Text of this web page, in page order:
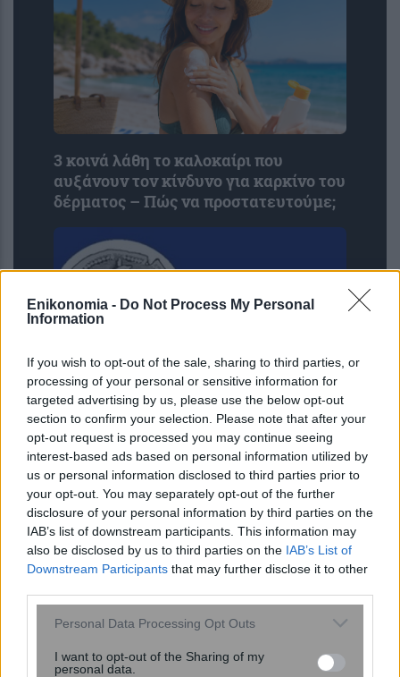
Enikonomia - Do Not Process My Personal
Information
If you wish to opt-out of the sale, sharing to third parties, or
processing of your personal or sensitive information for
targeted advertising by us, please use the below opt-out
section to confirm your selection. Please note that after your
opt-out request is processed you may continue seeing
interest-based ads based on personal information utilized by
us or personal information disclosed to third parties prior to
your opt-out. You may separately opt-out of the further
disclosure of your personal information by third parties on the
IAB’s list of downstream participants. This information may
also be disclosed by us to third parties on the IAB’s List of
Downstream Participants that may further disclose it to other
Please note that this website/app uses one or more Google
not limited to your visit or usage behaviour. You may click to
Personal Data Processing Opt Outs
I want to opt-out of the Sharing of my
personal data.
3 κοινά λάθη το καλοκαίρι που
αυξάνουν τον κίνδυνο για καρκίνο του
δέρματος – Πώς να προστατευτούμε;
Διευθέτηση των αποζημιώσεων των
Στρατιωτικών Ιατρών, μετά από
αίτημα του ΙΣΑ